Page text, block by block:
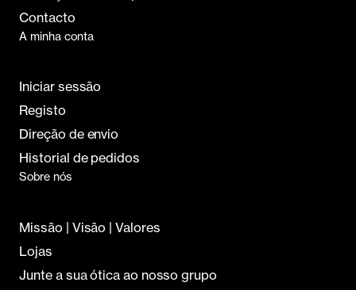
Contacto
A minha conta
Iniciar sessão
Registo
Direção de envio
Historial de pedidos
Sobre nós
Missão | Visão | Valores
Lojas
Junte a sua ótica ao nosso grupo